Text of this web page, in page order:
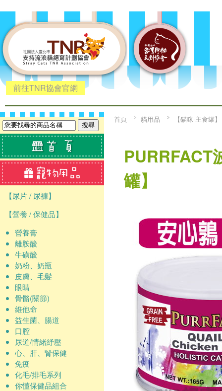
前往TNR協會官網
【尿片 / 尿褲】
【營養 / 保健品】
營養膏
離胺酸
牛磺酸
奶粉、奶瓶
皮膚、毛髮
眼睛
骨骼(關節)
維他命
益生菌、腸道
口腔
尿道/情緒紓壓
心、肝、腎保健
免疫
化毛/排毛系列
你懂保健品組合
首頁 貓用品 【貓咪-主食罐】
PURRFACT
罐】